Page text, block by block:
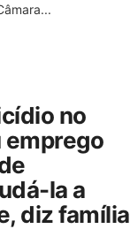
no
emprego
la a
diz família